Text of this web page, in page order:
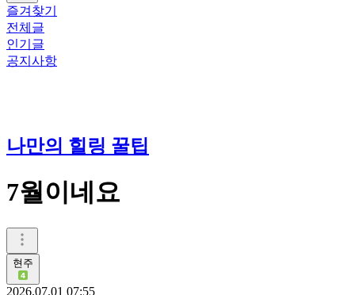
즐겨찾기
전체글
인기글
공지사항
나만의 힐링 꿀팁
7월이네요
현주
2026.07.01 07:55